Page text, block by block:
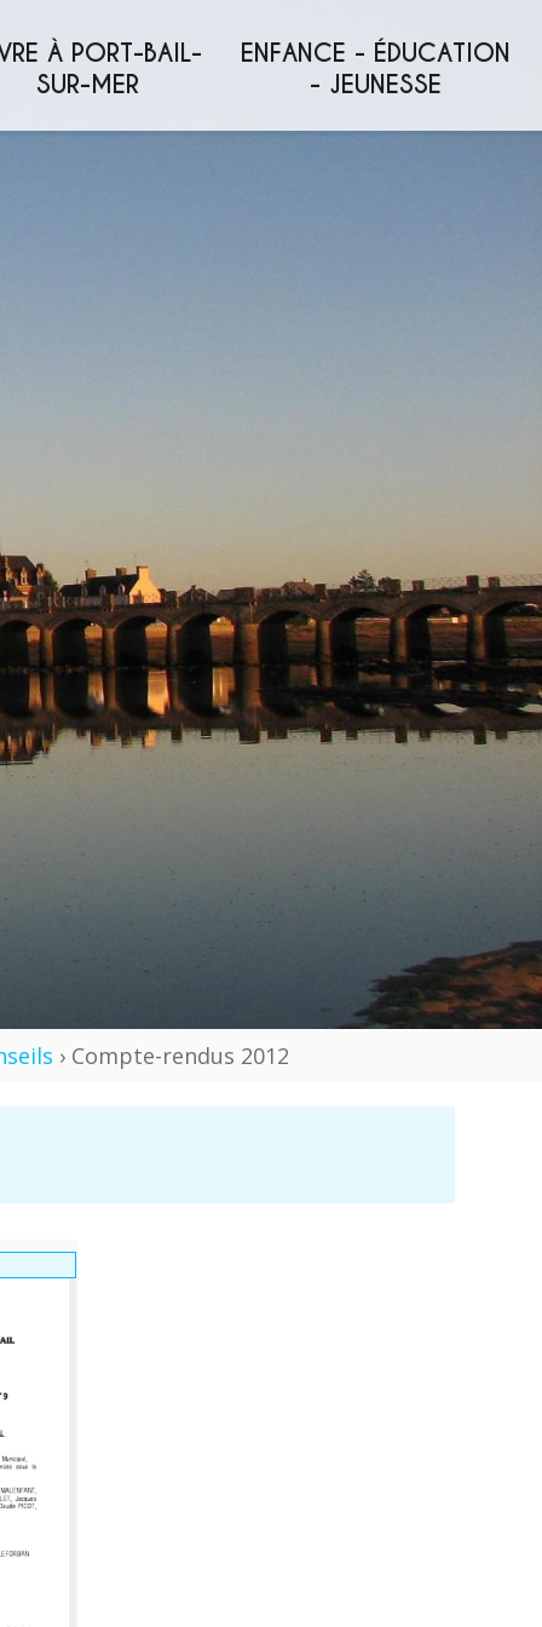
À PORT-BAIL-
SUR-MER
ENFANCE - ÉDUCATION
- JEUNESSE
› Compte-rendus 2012